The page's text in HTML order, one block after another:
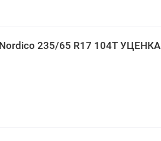
235/65 R17 104T УЦЕНКА